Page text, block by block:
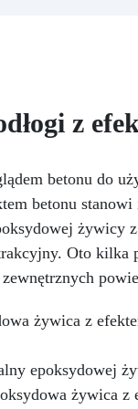
aby
dla tych,
i
alternatywę
marmuru.
nasz zestaw
i
pełną
żywica
z
betonu do
betonu
Oto
żywica z
epoksydowej
żywica z